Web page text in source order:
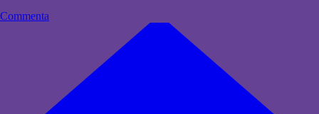
Commenta